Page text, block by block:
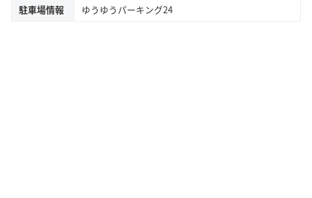
駐車場情報
ゆうゆうパーキング24